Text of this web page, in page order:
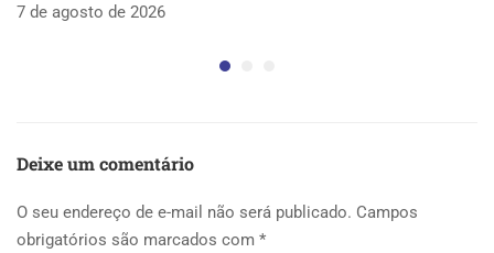
7 de agosto de 2026
Deixe um comentário
O seu endereço de e-mail não será publicado. Campos
obrigatórios são marcados com *